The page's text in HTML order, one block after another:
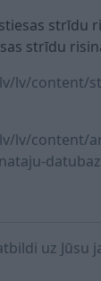
strīdu
strīdu
lv/content/
lv/content/
uz Jūsu